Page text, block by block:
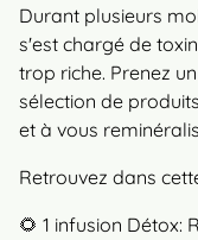
Durant plusieurs
s'est chargé de
trop riche. Prenez
sélection de
et à vous
Retrouvez dans
🌻 1 infusion Détox: